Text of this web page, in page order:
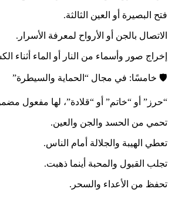
فتح البصيرة أو العين الثالثة.
الاتصال بالجن أو الأرواح لمعرفة الأسرار.
إخراج صور وأسماء من النار أو الماء أثناء
🛡️ خامسًا: في مجال “الحماية والسيطرة”
“حرز” أو “خاتم” أو “قلادة”، لها مفعول
تحمي من الحسد والجن والعين.
تعطي الهيبة والجلالة أمام الناس.
تجلب القبول والمحبة أينما ذهبت.
تحفظ من الأعداء والسحر.